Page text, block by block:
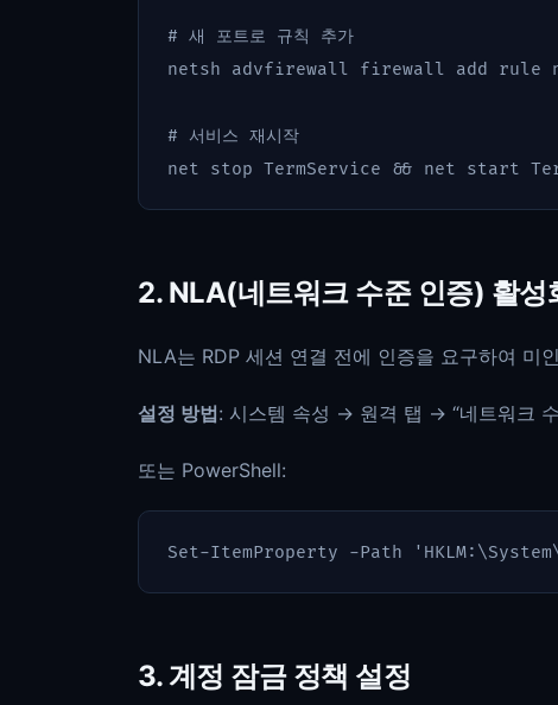
# 새 포트로 규칙 추가
netsh
advfirewall firewall add rule
# 서비스 재시작
net
stop TermService && net start
2. NLA(네트워크 수준 인증) 활성
NLA는 RDP 세션 연결 전에 인증을 요구하여 미
설정 방법: 시스템 속성 → 원격 탭 → “네트워크
또는 PowerShell:
Set-ItemProperty -Path
3. 계정 잠금 정책 설정